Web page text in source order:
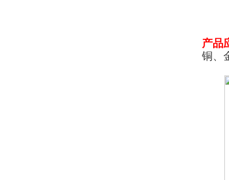
产品
铜、